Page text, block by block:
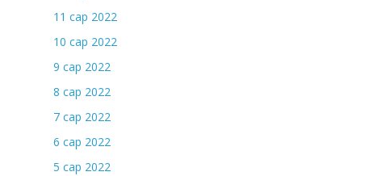
11 сар 2022
10 сар 2022
9 сар 2022
8 сар 2022
7 сар 2022
6 сар 2022
5 сар 2022